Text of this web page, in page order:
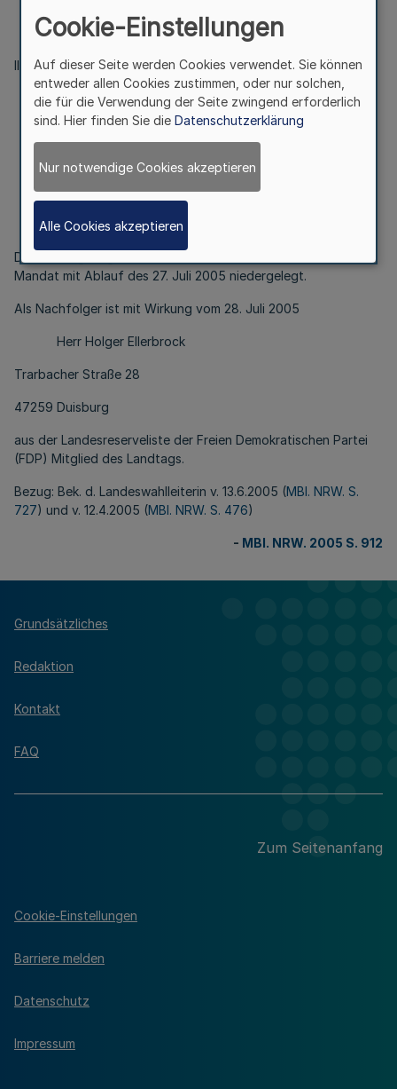
III.
Feststellung von Nachfolgern aus der
Landesreserveliste
Bek. d. Landeswahlleiterin v. 29.7. 2005
- 12 - 35.09.13 -
Die Landtagsabgeordnete Marianne Thomann-Stahl hat ihr
Mandat mit Ablauf des 27. Juli 2005 niedergelegt.
Als Nachfolger ist mit Wirkung vom 28. Juli 2005
Herr Holger Ellerbrock
Trarbacher Straße 28
47259 Duisburg
aus der Landesreserveliste der Freien Demokratischen Partei
(FDP) Mitglied des Landtags.
Bezug: Bek. d. Landeswahlleiterin v. 13.6.2005 (MBl. NRW. S.
727) und v. 12.4.2005 (MBl. NRW. S. 476)
- MBl. NRW. 2005 S. 912
Grundsätzliches
Redaktion
Kontakt
FAQ
Zum Seitenanfang
Cookie-Einstellungen
Barriere melden
Datenschutz
Impressum
Cookie-Einstellungen
Auf dieser Seite werden Cookies verwendet. Sie können
entweder allen Cookies zustimmen, oder nur solchen,
die für die Verwendung der Seite zwingend erforderlich
sind. Hier finden Sie die Datenschutzerklärung
Nur notwendige Cookies akzeptieren
Alle Cookies akzeptieren